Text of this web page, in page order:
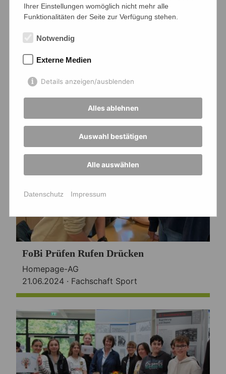
2024 Kunstausstellung Varel
MG
21.06.2024 ·
FoBi Prüfen Rufen Drücken
Homepage-AG
21.06.2024 · Fachschaft Sport
Ihrer Einstellungen womöglich nicht mehr alle
Funktionalitäten der Seite zur Verfügung stehen.
Notwendig
Externe Medien
Details anzeigen/ausblenden
Alles ablehnen
Auswahl bestätigen
Alle auswählen
Datenschutz Impressum